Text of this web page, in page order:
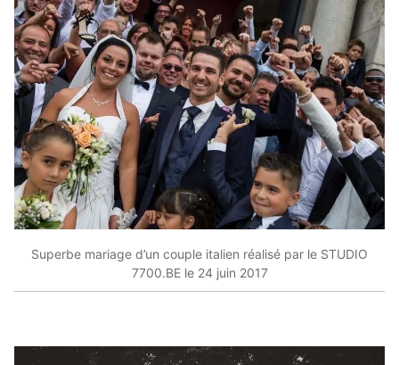
Superbe mariage d’un couple italien réalisé par le STUDIO
7700.BE le 24 juin 2017